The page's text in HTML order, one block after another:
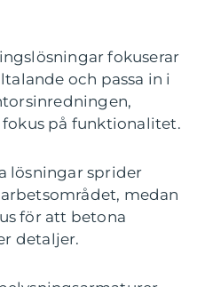
fokuserar
och passa in i
på funktionalitet.
lösningar sprider
medan
för att betona
detaljer.